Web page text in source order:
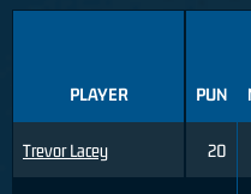
PLAYER
Trevor Lacey
PUN
20